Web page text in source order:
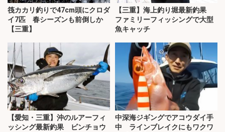
筏カカリ釣りで47cm頭にクロダ
イ7匹 春シーズンも前倒しか
【三重】
【三重】海上釣り堀最新釣果
ファミリーフィッシングで大型
魚キャッチ
【愛知・三重】沖のルアーフィ
ッシング最新釣果 ビンチョウ
中深海ジギングでアコウダイ手
中 ラインブレイクにもワクワ